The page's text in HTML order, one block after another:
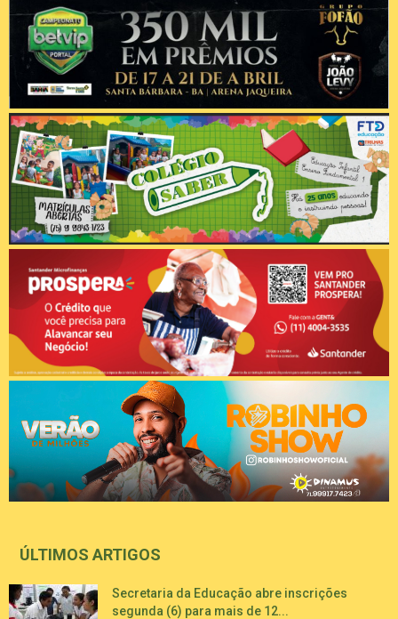
ÚLTIMOS ARTIGOS
Secretaria da Educação abre inscrições
segunda (6) para mais de 12...